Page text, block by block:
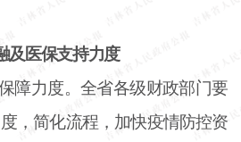
及医保支持力度
障力度。全省各级财政部门要
，简化流程，加快疫情防控资